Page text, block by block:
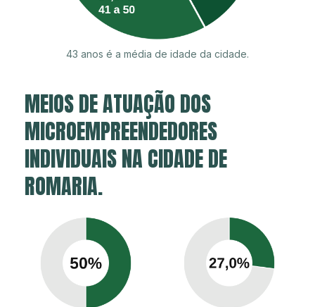
43 anos é a média de idade da cidade.
MEIOS DE ATUAÇÃO DOS
MICROEMPREENDEDORES
INDIVIDUAIS NA CIDADE DE
ROMARIA.